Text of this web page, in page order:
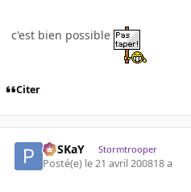
c'est bien possible
Citer
PoSKaY Stormtrooper
Posté(e) le 21 avril 200818 a